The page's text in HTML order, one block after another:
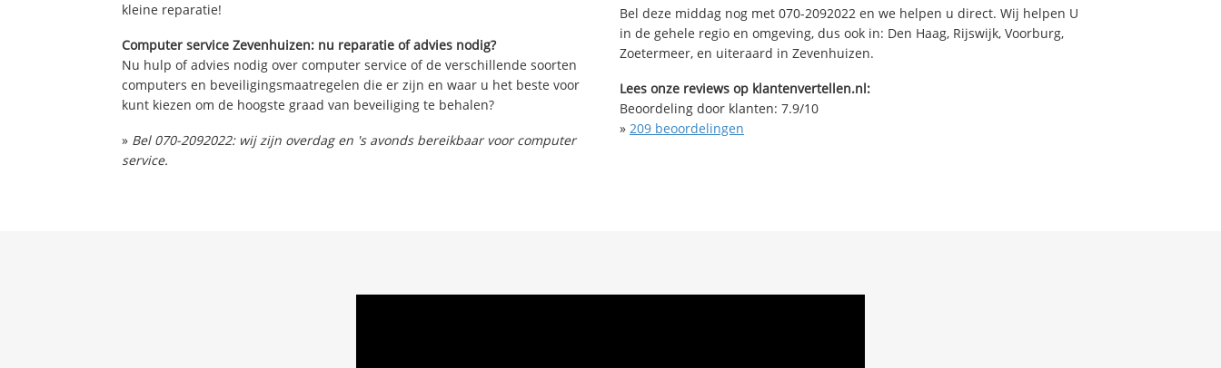
kleine reparatie!
Computer service Zevenhuizen: nu reparatie of advies nodig?
Nu hulp of advies nodig over computer service of de verschillende soorten
computers en beveiligingsmaatregelen die er zijn en waar u het beste voor
kunt kiezen om de hoogste graad van beveiliging te behalen?
» Bel 070-2092022: wij zijn overdag en 's avonds bereikbaar voor computer
service.
Bel deze middag nog met 070-2092022 en we helpen u direct. Wij helpen U
in de gehele regio en omgeving, dus ook in: Den Haag, Rijswijk, Voorburg,
Zoetermeer, en uiteraard in Zevenhuizen.
Lees onze reviews op klantenvertellen.nl:
Beoordeling door klanten: 7.9/10
» 209 beoordelingen